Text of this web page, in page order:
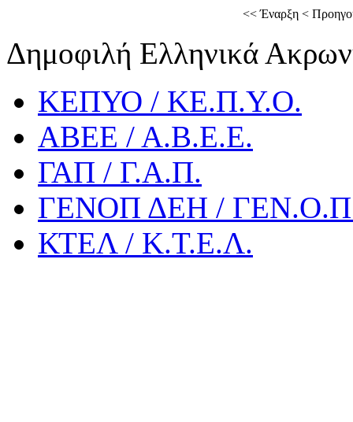
<<Έναρξη <
Δημοφιλή Ελληνικά
ΚΕΠΥΟ / ΚΕ.Π.Υ.Ο.
ΑΒΕΕ / Α.Β.Ε.Ε.
ΓΑΠ / Γ.Α.Π.
ΓΕΝΟΠ ΔΕΗ /
ΚΤΕΛ / Κ.Τ.Ε.Λ.